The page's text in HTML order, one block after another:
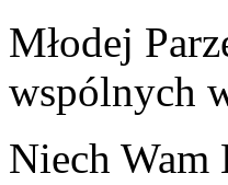
Młodej
wspólnych
Niech Wam